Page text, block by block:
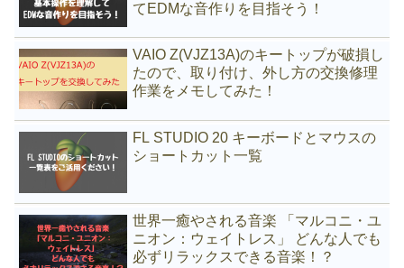
てEDMな音作りを目指そう！
VAIO Z(VJZ13A)のキートップが破損し
たので、取り付け、外し方の交換修理
作業をメモしてみた！
FL STUDIO 20 キーボードとマウスの
ショートカット一覧
世界一癒やされる音楽 「マルコニ・ユ
ニオン：ウェイトレス」 どんな人でも
必ずリラックスできる音楽！？